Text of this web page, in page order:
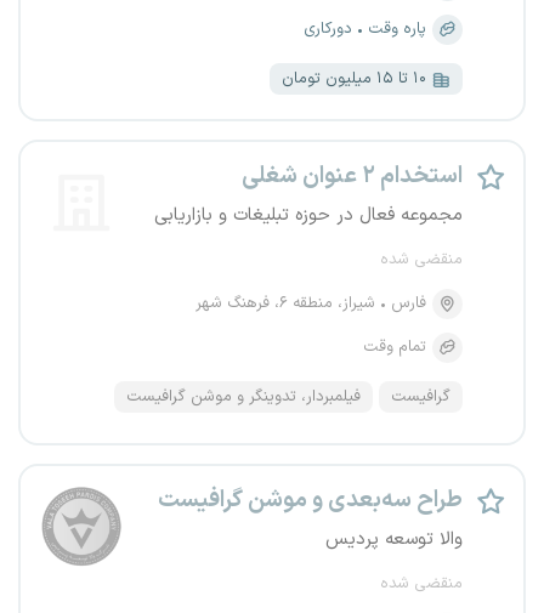
پاره وقت
دورکاری
۱۰ تا ۱۵ میلیون تومان
استخدام ۲ عنوان شغلی
مجموعه فعال در حوزه تبلیغات و بازاریابی
منقضی شده
فارس
شیراز، منطقه ۶، فرهنگ شهر
تمام وقت
گرافیست فیلمبردار، تدوینگر و موشن گرافیست
طراح سه‌بعدی و موشن گرافیست
والا توسعه پردیس
منقضی شده